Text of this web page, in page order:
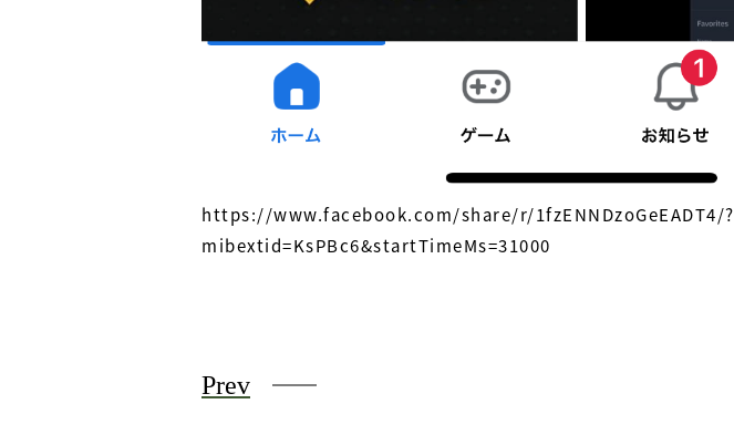
https://www.facebook.com/share/r/1fzENNDzoGeEADT4/?
mibextid=KsPBc6&startTimeMs=31000
Prev